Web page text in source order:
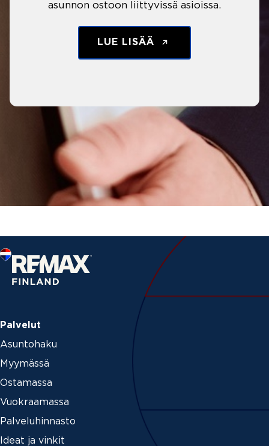
asunnon ostoon liittyvissä asioissa.
LUE LISÄÄ
Palvelut
Asuntohaku
Myymässä
Ostamassa
Vuokraamassa
Palveluhinnasto
Ideat ja vinkit